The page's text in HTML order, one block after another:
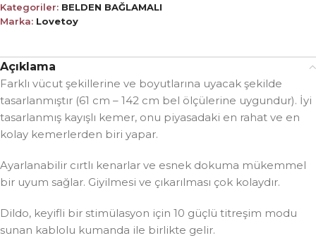
Kategoriler: BELDEN BAĞLAMALI
Marka: Lovetoy
Açıklama
Farklı vücut şekillerine ve boyutlarına uyacak şekilde
tasarlanmıştır (61 cm – 142 cm bel ölçülerine uygundur). İyi
tasarlanmış kayışlı kemer, onu piyasadaki en rahat ve en
kolay kemerlerden biri yapar.
Ayarlanabilir cırtlı kenarlar ve esnek dokuma mükemmel
bir uyum sağlar. Giyilmesi ve çıkarılması çok kolaydır.
Dildo, keyifli bir stimülasyon için 10 güçlü titreşim modu
sunan kablolu kumanda ile birlikte gelir.